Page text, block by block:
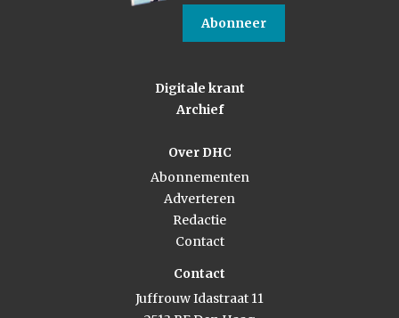
Abonneer
Digitale krant
Archief
Over DHC
Abonnementen
Adverteren
Redactie
Contact
Contact
Juffrouw Idastraat 11